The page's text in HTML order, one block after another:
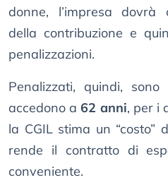
donne, l’impresa dovrà
della contribuzione e
penalizzazioni.
Penalizzati, quindi,
accedono a62 anni, per i
la CGIL stima un “costo”
rende il contratto di
conveniente.